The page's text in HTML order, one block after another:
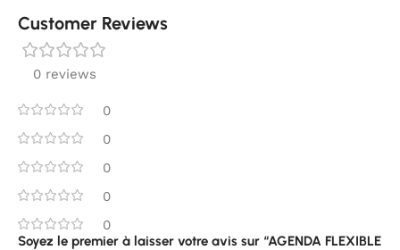
Customer Reviews
0 reviews
0
0
0
0
0
Soyez le premier à laisser votre avis sur “AGENDA FLEXIBLE